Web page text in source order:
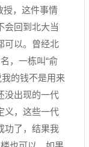
授，这件事情
会回到北大当
可以。曾经北
，一栋叫“俞
我的钱不是用来
没出现的一代
义，这些一代
功了，结果我